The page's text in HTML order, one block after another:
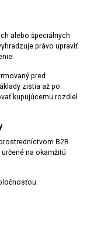
alebo špeciálnych
právo upraviť
pred
zistia až po
kupujúcemu rozdiel
B2B
na okamžitú